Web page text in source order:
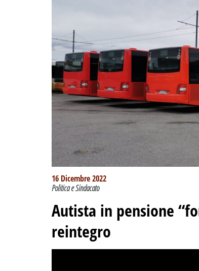
16 Dicembre 2022
Politica e Sindacato
Autista in pensione
reintegro